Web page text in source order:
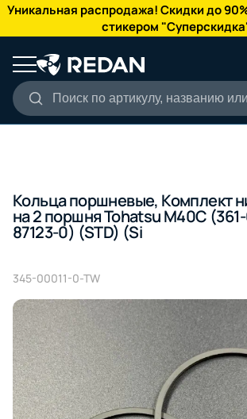
Уникальная распродажа! Скидки до
стикером
Поиск по артикулу, названию
КАТАЛОГ
Кольца поршневые, Комплект
на 2 поршня Tohatsu M40C
87123-0) (STD) (Si
345-00011-0-TW